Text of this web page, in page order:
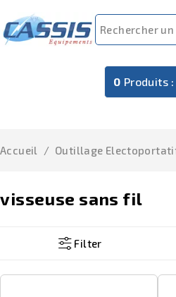
0 Produits :
visseuse sans fil
Accueil / Outillage
Filter